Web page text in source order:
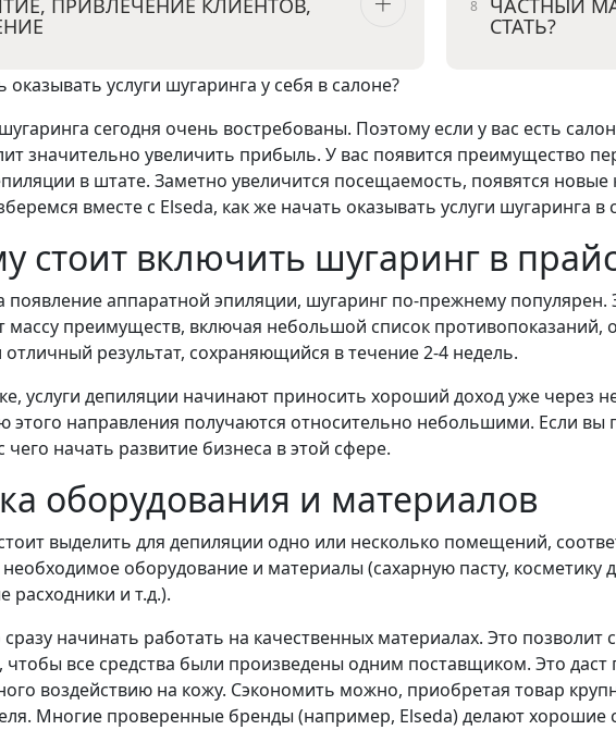
ПРИВЛЕЧЕНИЕ КЛИЕНТОВ, ЧАСТНЫЙ
СТАТЬ?
сегодня очень востребованы. Поэтому если у вас есть
значительно увеличить прибыль. У вас появится преимущество
в штате. Заметно увеличится посещаемость, появятся
вместе с Elseda, как же начать оказывать услуги шугаринга в
стоит включить шугаринг в
появление аппаратной эпиляции, шугаринг по-прежнему популярен.
массу преимуществ, включая небольшой список противопоказаний,
отличный результат, сохраняющийся в течение 2-4 недель.
услуги депиляции начинают приносить хороший доход уже через
этого направления получаются относительно небольшими. Если
чего начать развитие бизнеса в этой сфере.
оборудования и материалов
выделить для депиляции одно или несколько помещений,
оборудование и материалы (сахарную пасту, косметику
расходники и т.д.).
начинать работать на качественных материалах. Это позволит
чтобы все средства были произведены одним поставщиком. Это
воздействию на кожу. Сэкономить можно, приобретая товар
Многие проверенные бренды (например, Elseda) делают хорошие